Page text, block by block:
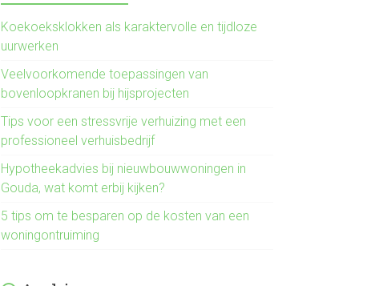
Koekoeksklokken als karaktervolle en tijdloze
uurwerken
Veelvoorkomende toepassingen van
bovenloopkranen bij hijsprojecten
Tips voor een stressvrije verhuizing met een
professioneel verhuisbedrijf
Hypotheekadvies bij nieuwbouwwoningen in
Gouda, wat komt erbij kijken?
5 tips om te besparen op de kosten van een
woningontruiming